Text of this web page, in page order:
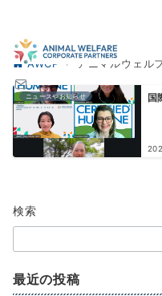
AWCP アニマルウェル
ニュースやお知らせ 国
検索
最近の投稿